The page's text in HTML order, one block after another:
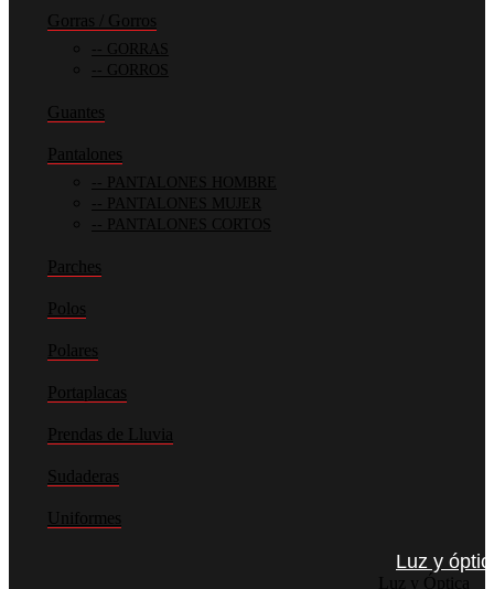
Gorras / Gorros
GORRAS
GORROS
Guantes
Pantalones
PANTALONES HOMBRE
PANTALONES MUJER
PANTALONES CORTOS
Parches
Polos
Polares
Portaplacas
Prendas de Lluvia
Sudaderas
Uniformes
Luz y
Luz y Óptica